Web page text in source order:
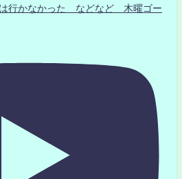
行かなかった などなど 木曜ゴー